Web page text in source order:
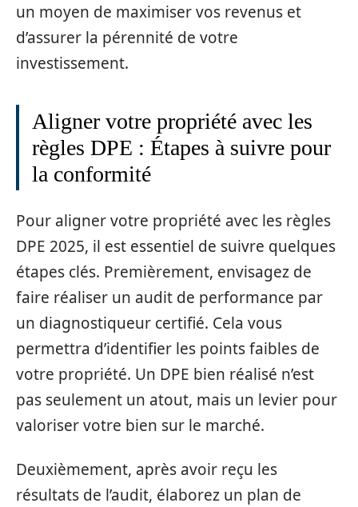
un moyen de maximiser vos revenus et
d’assurer la pérennité de votre
investissement.
Aligner votre propriété avec les
règles DPE : Étapes à suivre pour
la conformité
Pour aligner votre propriété avec les règles
DPE 2025, il est essentiel de suivre quelques
étapes clés. Premièrement, envisagez de
faire réaliser un audit de performance par
un diagnostiqueur certifié. Cela vous
permettra d’identifier les points faibles de
votre propriété. Un DPE bien réalisé n’est
pas seulement un atout, mais un levier pour
valoriser votre bien sur le marché.
Deuxièmement, après avoir reçu les
résultats de l’audit, élaborez un plan de